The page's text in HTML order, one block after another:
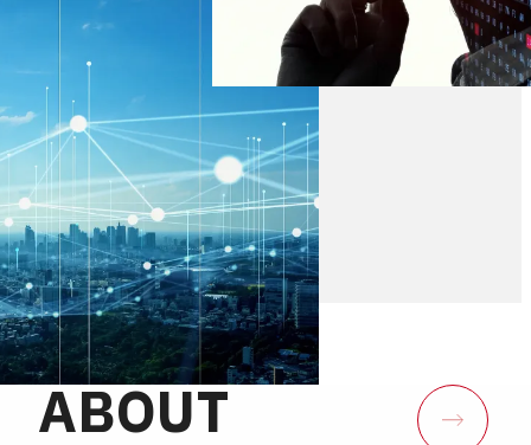
ABOUT